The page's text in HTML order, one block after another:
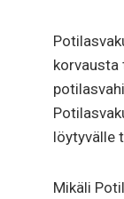
korvausta
löytyvälle
Mikäli